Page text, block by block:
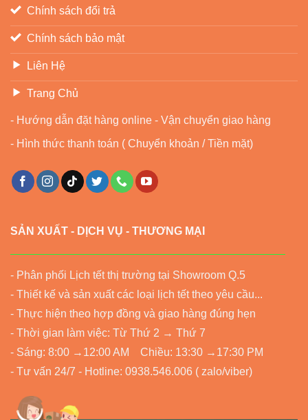
Chính sách đổi trả
Chính sách bảo mật
Liên Hệ
Trang Chủ
- Hướng dẫn đặt hàng online - Vận chuyển giao hàng
- Hình thức thanh toán ( Chuyển khoản / Tiền mặt)
SẢN XUẤT - DỊCH VỤ - THƯƠNG MẠI
- Phân phối Lịch tết thị trường tại Showroom Q.5
- Thiết kế và sản xuất các loại lịch tết theo yêu cầu...
- Thực hiện theo hợp đồng và giao hàng đúng hẹn
- Thời gian làm việc: Từ Thứ 2 → Thứ 7
- Sáng: 8:00 →12:00 AM Chiều: 13:30 →17:30 PM
- Tư vấn 24/7 - Hotline: 0938.546.006 ( zalo/viber)